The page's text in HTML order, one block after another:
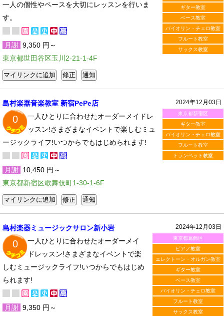
ギター教室
ベース教室
バイオリン・チェロ教室
フルート教室
サックス教室
一人の個性やペースを大切にレッスンを行いま
す。
月謝 9,350 円～
東京都世田谷区玉川2-21-1-4F
2024年12月03日
東京都新宿区
ギター教室
バイオリン・チェロ教室
フルート教室
トランペット教室
島村楽器音楽教室 新宿PePe店
0
一人ひとりに合わせたオーダーメイドレ
ッスン!さまざまなイベントで楽しむミュ
ージックライフ!いつからでもはじめられます!
月謝 10,450 円～
東京都新宿区歌舞伎町1-30-1-6F
2024年12月03日
東京都葛飾区
ピアノ教室
エレクトーン・オルガン教室
ギター教室
ベース教室
バイオリン・チェロ教室
フルート教室
サックス教室
島村楽器ミュージックサロン新小岩
0
一人ひとりに合わせたオーダーメイ
ドレッスン!さまざまなイベントで楽
しむミュージックライフ!いつからでもはじめ
られます!
月謝 9,350 円～